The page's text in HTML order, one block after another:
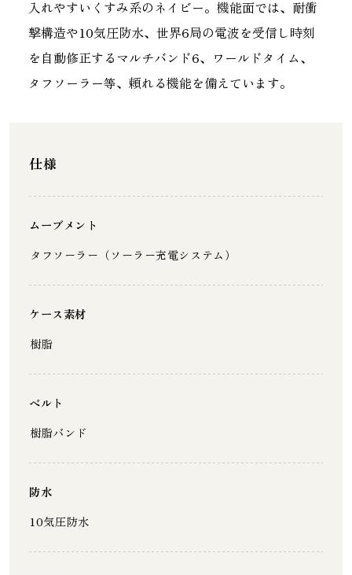
入れやすいくすみ系のネイビー。機能面では、耐衝
撃構造や10気圧防水、世界6局の電波を受信し時刻
を自動修正するマルチバンド6、ワールドタイム、
タフソーラー等、頼れる機能を備えています。
仕様
ムーブメント
タフソーラー（ソーラー充電システム）
ケース素材
樹脂
ベルト
樹脂バンド
防水
10気圧防水